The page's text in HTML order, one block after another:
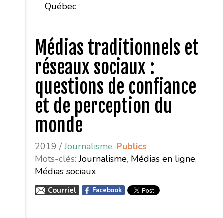
Québec
Médias traditionnels et
réseaux sociaux :
questions de confiance
et de perception du
monde
2019 /Journalisme, Publics
Mots-clés:Journalisme, Médias en ligne,
Médias sociaux
Courriel Facebook